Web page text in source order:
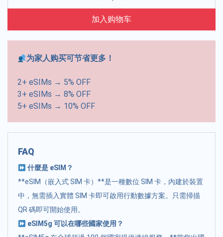
加入购物车
为家人购买可节省更多！
2+ eSIMs → 5% OFF
3+ eSIMs → 8% OFF
5+ eSIMs → 10% OFF
FAQ
什麼是 eSIM？
**eSIM（嵌入式 SIM 卡）**是一種數位 SIM 卡，內建於裝置
中，無需插入實體 SIM 卡即可啟用行動數據方案。只需掃描
QR 碼即可開始使用。
eSIM5g 可以在哪些國家使用？